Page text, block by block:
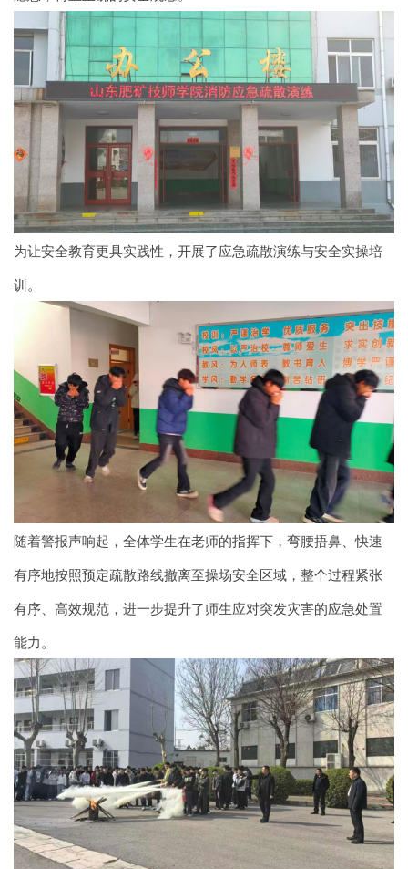
为让安全教育更具实践性，开展了应急疏散演练与安全实操培
训。
随着警报声响起，全体学生在老师的指挥下，弯腰捂鼻、快速
有序地按照预定疏散路线撤离至操场安全区域，整个过程紧张
有序、高效规范，进一步提升了师生应对突发灾害的应急处置
能力。